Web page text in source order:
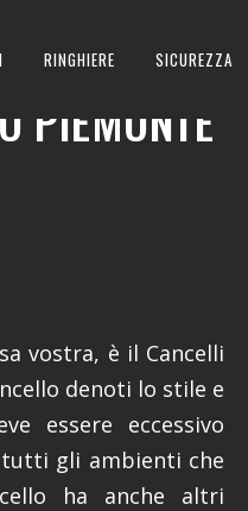
RINGHIERE SICUREZZA
PIEMONTE
vostra, è il Cancelli
denoti lo stile e
essere eccessivo
gli ambienti che
ha anche altri